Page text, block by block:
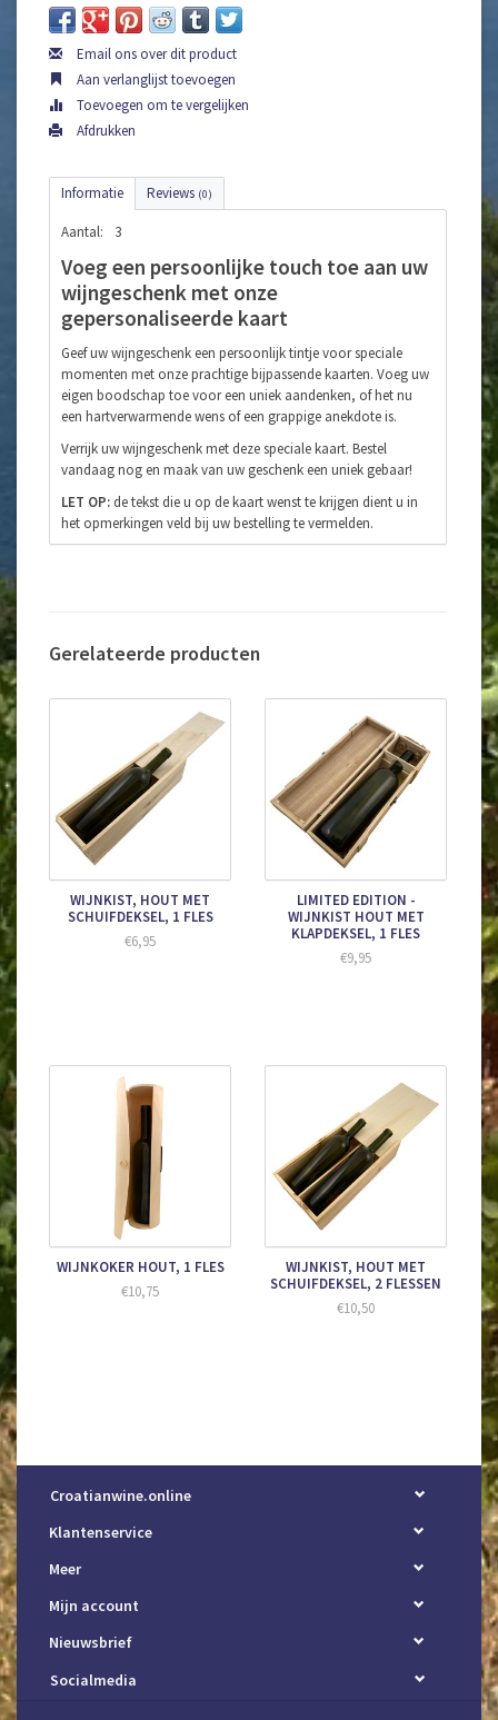
Email ons over dit product
Aan verlanglijst toevoegen
Toevoegen om te vergelijken
Afdrukken
Informatie Reviews (0)
Aantal: 3
Voeg een persoonlijke touch toe aan uw
wijngeschenk met onze
gepersonaliseerde kaart
Geef uw wijngeschenk een persoonlijk tintje voor speciale
momenten met onze prachtige bijpassende kaarten. Voeg uw
eigen boodschap toe voor een uniek aandenken, of het nu
een hartverwarmende wens of een grappige anekdote is.
Verrijk uw wijngeschenk met deze speciale kaart. Bestel
vandaag nog en maak van uw geschenk een uniek gebaar!
LET OP: de tekst die u op de kaart wenst te krijgen dient u in
het opmerkingen veld bij uw bestelling te vermelden.
Gerelateerde producten
WIJNKIST, HOUT MET
SCHUIFDEKSEL, 1 FLES
€6,95
LIMITED EDITION -
WIJNKIST HOUT MET
KLAPDEKSEL, 1 FLES
€9,95
WIJNKOKER HOUT, 1 FLES
€10,75
WIJNKIST, HOUT MET
SCHUIFDEKSEL, 2 FLESSEN
€10,50
Croatianwine.online
Klantenservice
Meer
Mijn account
Nieuwsbrief
Socialmedia